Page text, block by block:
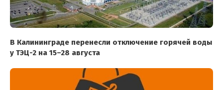
В Калининграде перенесли отключение горячей воды
у ТЭЦ-2 на 15–28 августа